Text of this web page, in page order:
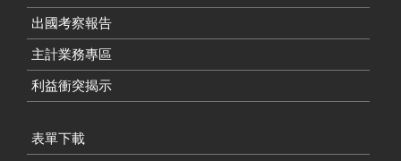
出國考察報告
主計業務專區
利益衝突揭示
表單下載